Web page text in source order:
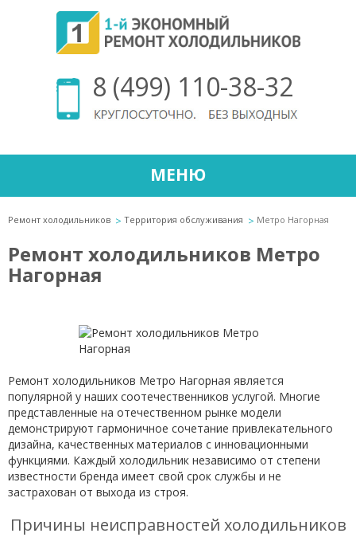
8 (499) 110-38-32
МЕНЮ
Ремонт холодильников Территория обслуживания Метро Нагорная
Ремонт холодильников Метро
Нагорная
Ремонт холодильников Метро Нагорная является
популярной у наших соотечественников услугой. Многие
представленные на отечественном рынке модели
демонстрируют гармоничное сочетание привлекательного
дизайна, качественных материалов с инновационными
функциями. Каждый холодильник независимо от степени
известности бренда имеет свой срок службы и не
застрахован от выхода из строя.
Причины неисправностей холодильников